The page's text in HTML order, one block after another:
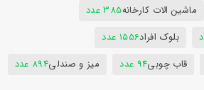
ماشین الات کارخانه385 عدد
بلوک افراد1556 عدد
قاب چوبی94 عدد میز و صندلی894 عدد